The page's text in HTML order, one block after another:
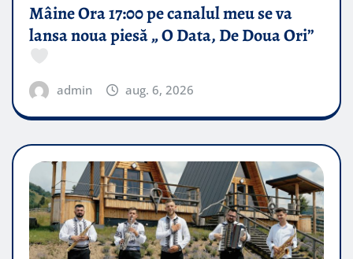
Mâine Ora 17:00 pe canalul meu se va
lansa noua piesă „ O Data, De Doua Ori”
admin aug. 6, 2026